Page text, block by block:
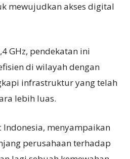
mewujudkan akses digital
GHz, pendekatan ini
di wilayah dengan
infrastruktur yang telah
lebih luas.
Indonesia, menyampaikan
perusahaan terhadap